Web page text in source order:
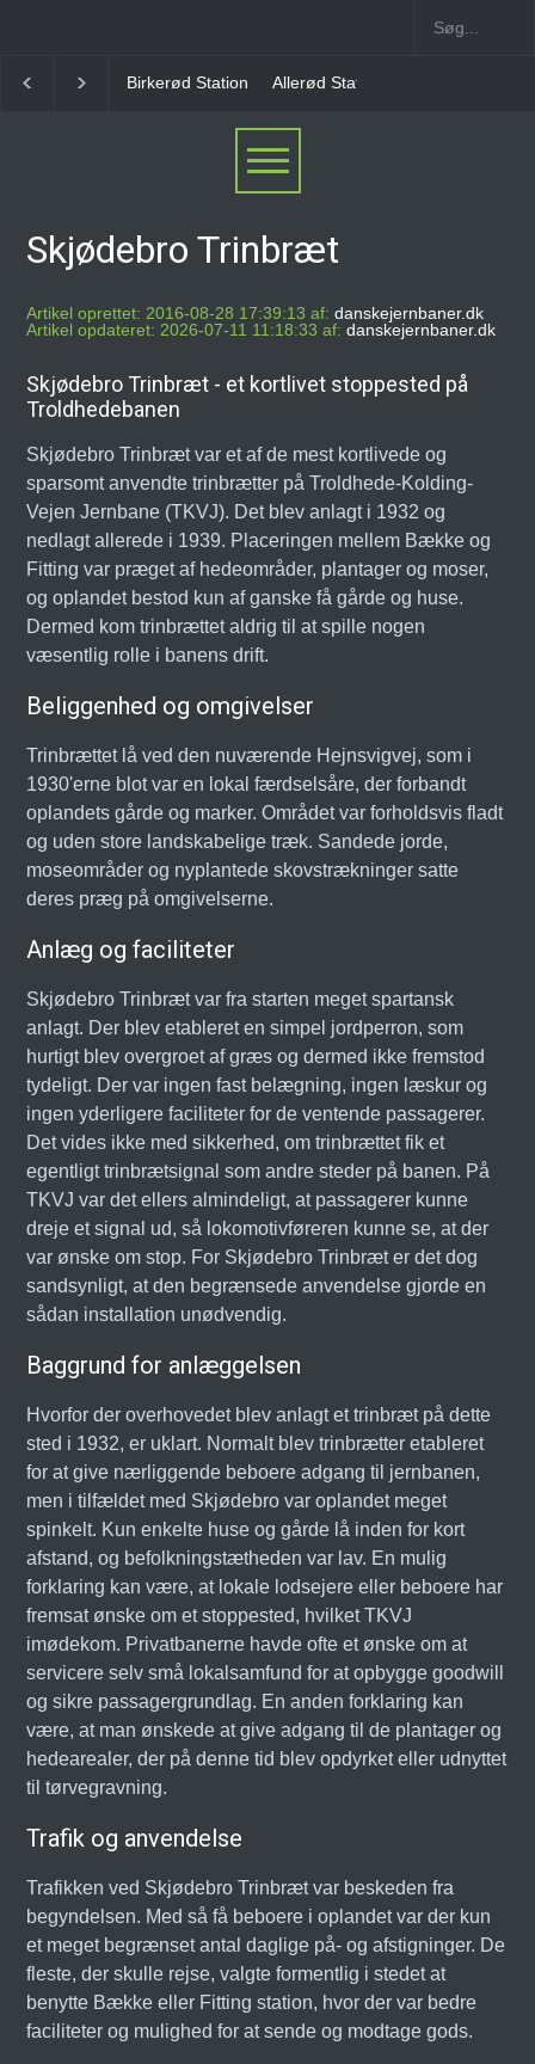
Birkerød Station Allerød Station
Skjødebro Trinbræt
Artikel oprettet: 2016-08-28 17:39:13 af: danskejernbaner.dk
Artikel opdateret: 2026-07-11 11:18:33 af: danskejernbaner.dk
Skjødebro Trinbræt - et kortlivet stoppested på
Troldhedebanen
Skjødebro Trinbræt var et af de mest kortlivede og
sparsomt anvendte trinbrætter på Troldhede-Kolding-
Vejen Jernbane (TKVJ). Det blev anlagt i 1932 og
nedlagt allerede i 1939. Placeringen mellem Bække og
Fitting var præget af hedeområder, plantager og moser,
og oplandet bestod kun af ganske få gårde og huse.
Dermed kom trinbrættet aldrig til at spille nogen
væsentlig rolle i banens drift.
Beliggenhed og omgivelser
Trinbrættet lå ved den nuværende Hejnsvigvej, som i
1930'erne blot var en lokal færdselsåre, der forbandt
oplandets gårde og marker. Området var forholdsvis fladt
og uden store landskabelige træk. Sandede jorde,
moseområder og nyplantede skovstrækninger satte
deres præg på omgivelserne.
Anlæg og faciliteter
Skjødebro Trinbræt var fra starten meget spartansk
anlagt. Der blev etableret en simpel jordperron, som
hurtigt blev overgroet af græs og dermed ikke fremstod
tydeligt. Der var ingen fast belægning, ingen læskur og
ingen yderligere faciliteter for de ventende passagerer.
Det vides ikke med sikkerhed, om trinbrættet fik et
egentligt trinbrætsignal som andre steder på banen. På
TKVJ var det ellers almindeligt, at passagerer kunne
dreje et signal ud, så lokomotivføreren kunne se, at der
var ønske om stop. For Skjødebro Trinbræt er det dog
sandsynligt, at den begrænsede anvendelse gjorde en
sådan installation unødvendig.
Baggrund for anlæggelsen
Hvorfor der overhovedet blev anlagt et trinbræt på dette
sted i 1932, er uklart. Normalt blev trinbrætter etableret
for at give nærliggende beboere adgang til jernbanen,
men i tilfældet med Skjødebro var oplandet meget
spinkelt. Kun enkelte huse og gårde lå inden for kort
afstand, og befolkningstætheden var lav. En mulig
forklaring kan være, at lokale lodsejere eller beboere har
fremsat ønske om et stoppested, hvilket TKVJ
imødekom. Privatbanerne havde ofte et ønske om at
servicere selv små lokalsamfund for at opbygge goodwill
og sikre passagergrundlag. En anden forklaring kan
være, at man ønskede at give adgang til de plantager og
hedearealer, der på denne tid blev opdyrket eller udnyttet
til tørvegravning.
Trafik og anvendelse
Trafikken ved Skjødebro Trinbræt var beskeden fra
begyndelsen. Med så få beboere i oplandet var der kun
et meget begrænset antal daglige på- og afstigninger. De
fleste, der skulle rejse, valgte formentlig i stedet at
benytte Bække eller Fitting station, hvor der var bedre
faciliteter og mulighed for at sende og modtage gods.